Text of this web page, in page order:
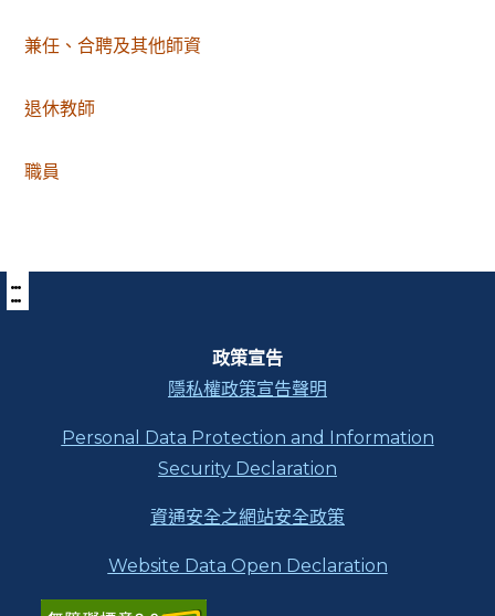
兼任、合聘及其他師資
退休教師
職員
:::下
方
政策宣告
隱私權政策宣告聲明
Personal Data Protection and Information
Security Declaration
資通安全之網站安全政策
Website Data Open Declaration